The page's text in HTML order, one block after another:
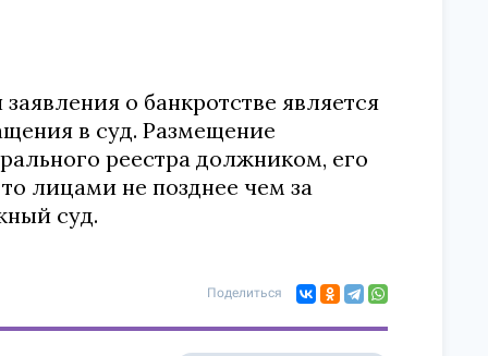
о банкротстве является
в суд. Размещение
реестра должником, его
лицами не позднее чем за
суд.
Поделиться